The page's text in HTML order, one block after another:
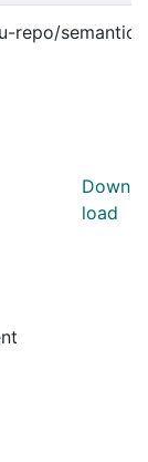
repo/
Down
load